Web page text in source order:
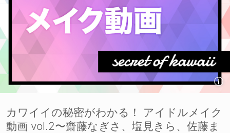
カワイイの秘密がわかる！ アイドルメイク
動画 vol.2〜齋藤なぎさ、塩見きら、佐藤ま